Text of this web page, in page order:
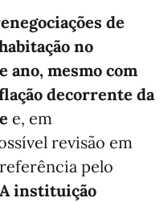
de
no
mesmo com
decorrente da
e, em
revisão em
pelo
A instituição